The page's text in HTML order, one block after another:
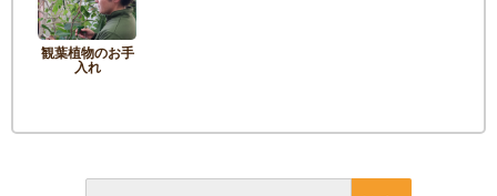
観葉植物のお手
入れ